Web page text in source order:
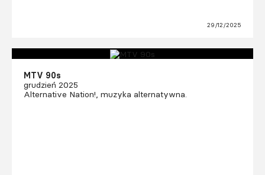
29/12/2025
MTV 90s
grudzień 2025
Alternative Nation!, muzyka alternatywna.